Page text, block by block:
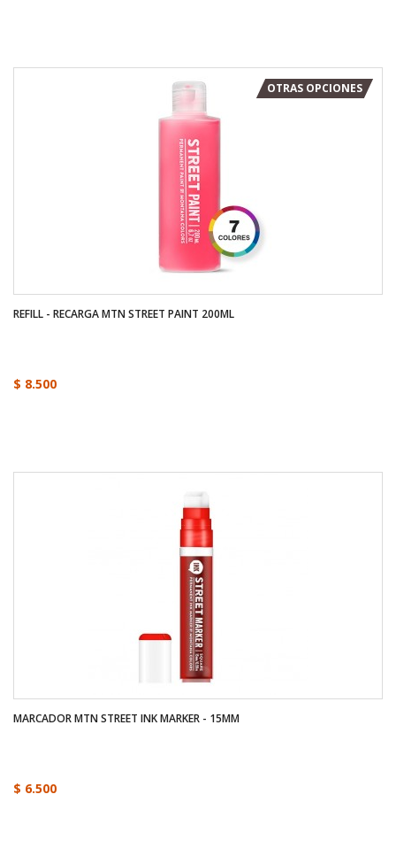
OTRAS OPCIONES
REFILL - RECARGA MTN STREET PAINT 200ML
$ 8.500
MARCADOR MTN STREET INK MARKER - 15MM
$ 6.500